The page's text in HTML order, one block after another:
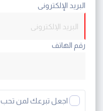
البريد الإلكترونى
رقم الهاتف
اجعل تبرعك لمن تحب